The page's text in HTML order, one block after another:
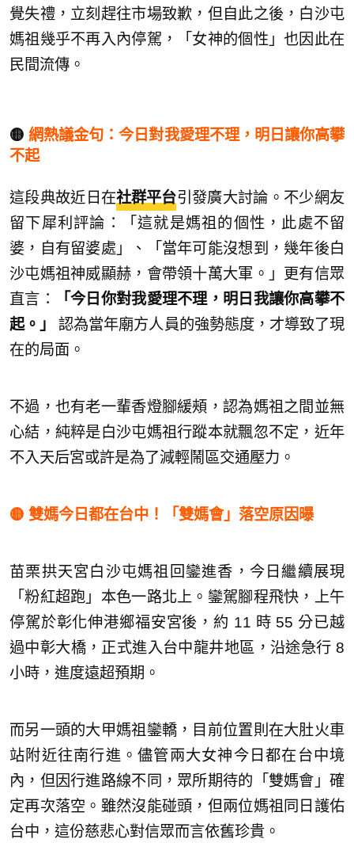
覺失禮，立刻趕往市場致歉，但自此之後，白沙屯
媽祖幾乎不再入內停駕，「女神的個性」也因此在
民間流傳。
🟡網熱議金句：今日對我愛理不理，明日讓你高攀
不起
這段典故近日在社群平台引發廣大討論。不少網友
留下犀利評論：「這就是媽祖的個性，此處不留
婆，自有留婆處」、「當年可能沒想到，幾年後白
沙屯媽祖神威顯赫，會帶領十萬大軍。」更有信眾
直言：
「今日你對我愛理不理，明日我讓你高攀不
起。」
認為當年廟方人員的強勢態度，才導致了現
在的局面。
不過，也有老一輩香燈腳緩頰，認為媽祖之間並無
心結，純粹是白沙屯媽祖行蹤本就飄忽不定，近年
不入天后宮或許是為了減輕鬧區交通壓力。
🟡 雙媽今日都在台中！「雙媽會」落空原因曝
苗栗拱天宮白沙屯媽祖回鑾進香，今日繼續展現
「粉紅超跑」本色一路北上。鑾駕腳程飛快，上午
停駕於彰化伸港鄉福安宮後，約 11 時 55 分已越
過中彰大橋，正式進入台中龍井地區，沿途急行 8
小時，進度遠超預期。
而另一頭的大甲媽祖鑾轎，目前位置則在大肚火車
站附近往南行進。儘管兩大女神今日都在台中境
內，但因行進路線不同，眾所期待的「雙媽會」確
定再次落空。雖然沒能碰頭，但兩位媽祖同日護佑
台中，這份慈悲心對信眾而言依舊珍貴。